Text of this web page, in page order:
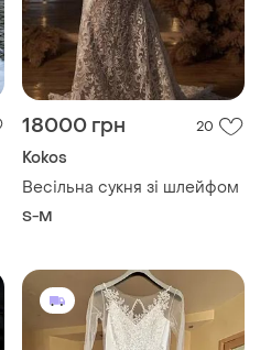
18000 грн 20
Kokos
Весільна сукня зі шлейфом
S-M